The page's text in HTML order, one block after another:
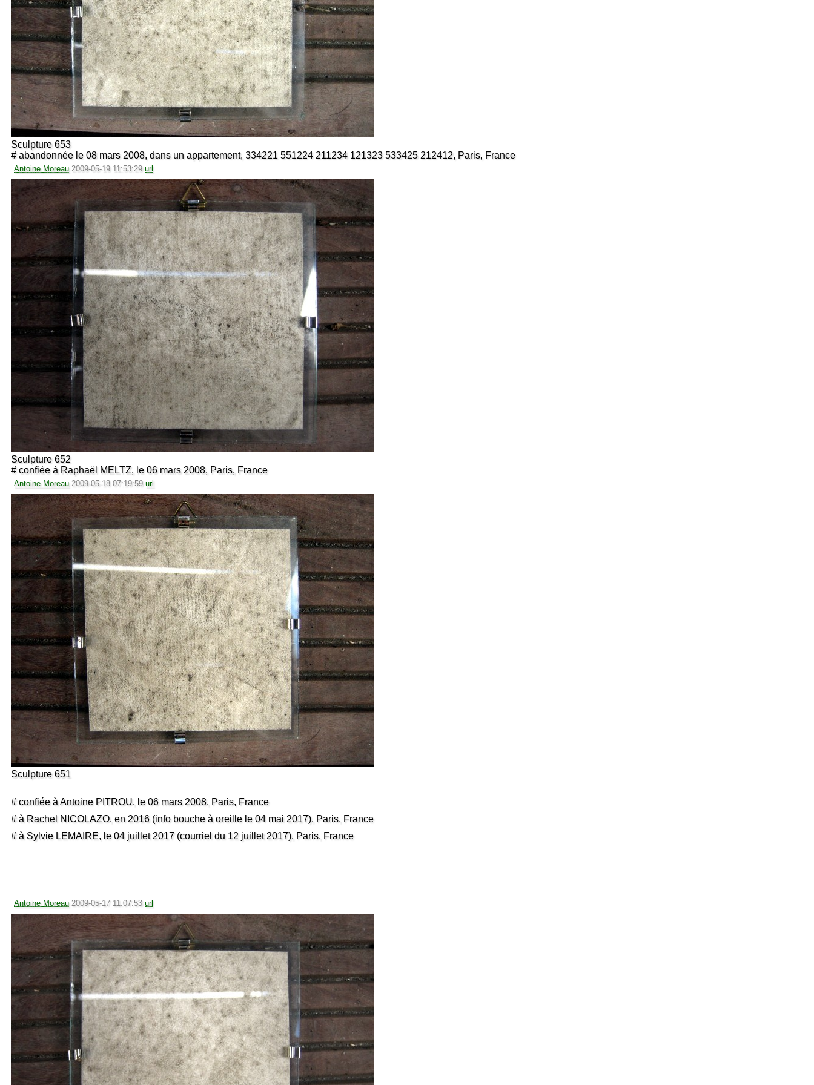
Sculpture 653
# abandonnée le 08 mars 2008, dans un appartement, 334221 551224 211234 121323 533425 212412, Paris, France
Antoine Moreau 2009-05-19 11:53:29 url
Sculpture 652
# confiée à Raphaël MELTZ, le 06 mars 2008, Paris, France
Antoine Moreau 2009-05-18 07:19:59 url
Sculpture 651
# confiée à Antoine PITROU, le 06 mars 2008, Paris, France
# à Rachel NICOLAZO, en 2016 (info bouche à oreille le 04 mai 2017), Paris, France
# à Sylvie LEMAIRE, le 04 juillet 2017 (courriel du 12 juillet 2017), Paris, France
Antoine Moreau 2009-05-17 11:07:53 url